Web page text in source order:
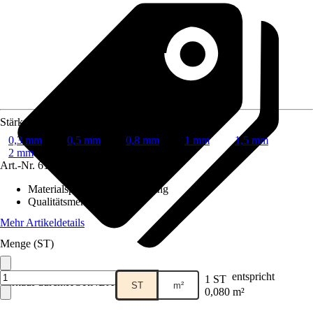
Verkauf durch:HORNBACH
Stärke
0,3 mm
0,5 mm 0,8 mm 1 mm
1,5 mm
2 mm
Art.-Nr. 6179073
Materialspezifizierung
Messing
Qualitätsmerkmal
Mehr Artikeldetails
Menge (ST)
ST m² 1 ST entspricht
0,080 m²